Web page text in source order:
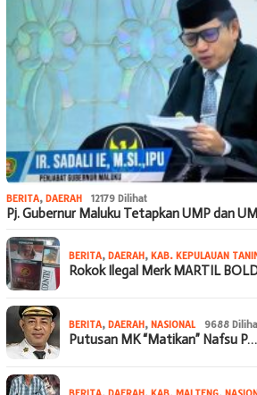
BERITA, DAERAH 12179 Dilihat
Pj. Gubernur Maluku Tetapkan UMP dan
BERITA, DAERAH, KAB. KEPULAUAN
Rokok Ilegal Merk MARTIL
BERITA, DAERAH, NASIONAL 9688
Putusan MK “Matikan” Nafsu P…